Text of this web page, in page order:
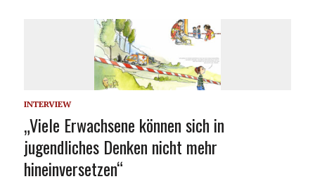
INTERVIEW
„Viele Erwachsene können sich in
jugendliches Denken nicht mehr
hineinversetzen“